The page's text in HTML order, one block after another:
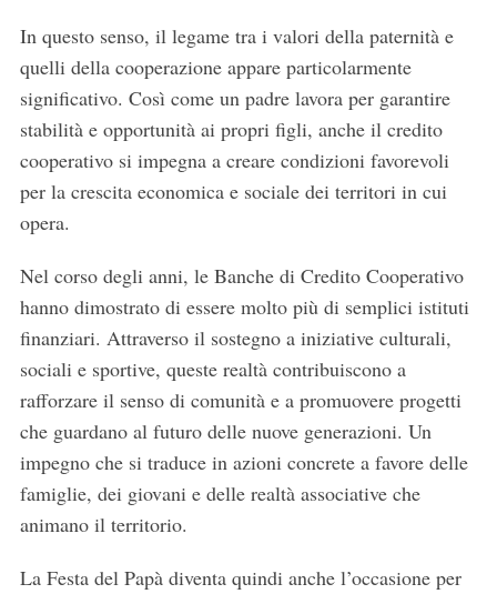
In questo senso, il legame tra i valori della paternità e
quelli della cooperazione appare particolarmente
significativo. Così come un padre lavora per garantire
stabilità e opportunità ai propri figli, anche il credito
cooperativo si impegna a creare condizioni favorevoli
per la crescita economica e sociale dei territori in cui
opera.
Nel corso degli anni, le Banche di Credito Cooperativo
hanno dimostrato di essere molto più di semplici istituti
finanziari. Attraverso il sostegno a iniziative culturali,
sociali e sportive, queste realtà contribuiscono a
rafforzare il senso di comunità e a promuovere progetti
che guardano al futuro delle nuove generazioni. Un
impegno che si traduce in azioni concrete a favore delle
famiglie, dei giovani e delle realtà associative che
animano il territorio.
La Festa del Papà diventa quindi anche l’occasione per